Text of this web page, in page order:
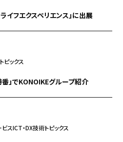
イフエクスペリエンス」に出展
トピックス
」でKONOIKEグループ紹介
ビスICT・DX技術トピックス